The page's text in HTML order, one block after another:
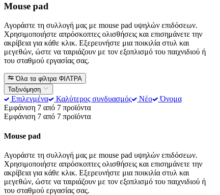
Mouse pad
Αγοράστε τη συλλογή μας με mouse pad υψηλών επιδόσεων.
Χρησιμοποιήστε απρόσκοπτες ολισθήσεις και επισημάνετε την
ακρίβεια για κάθε κλικ. Εξερευνήστε μια ποικιλία στυλ και
μεγεθών, ώστε να ταιριάζουν με τον εξοπλισμό του παιχνιδιού ή
του σταθμού εργασίας σας.
Όλα τα φίλτρα ΦΙΛΤΡΑ
Ταξινόμηση
Επιλεγμένα Καλύτερος συνδυασμός Νέο
Όνομα
Εμφάνιση 7 από 7 προϊόντα
Εμφάνιση 7 από 7 προϊόντα
Mouse pad
Αγοράστε τη συλλογή μας με mouse pad υψηλών επιδόσεων.
Χρησιμοποιήστε απρόσκοπτες ολισθήσεις και επισημάνετε την
ακρίβεια για κάθε κλικ. Εξερευνήστε μια ποικιλία στυλ και
μεγεθών, ώστε να ταιριάζουν με τον εξοπλισμό του παιχνιδιού ή
του σταθμού εργασίας σας.